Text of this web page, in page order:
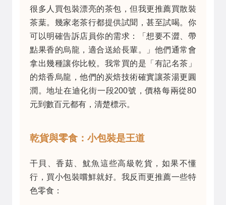
很多人買包裝漂亮的茶包，但我更推薦買散裝
茶葉。幾家老茶行都提供試聞，甚至試喝。你
可以明確告訴店員你的需求：「想要不澀、帶
點果香的烏龍，適合送給長輩。」他們通常會
拿出幾種讓你比較。我常買的是「有記名茶」
的焙香烏龍，他們的炭焙技術確實讓茶湯更圓
潤。地址在迪化街一段200號，價格每兩從80
元到數百元都有，清楚標示。
乾貨與零食：小包裝是王道
干貝、香菇、魷魚這些高級乾貨，如果不懂
行，買小包裝嚐鮮就好。我反而更推薦一些特
色零食：